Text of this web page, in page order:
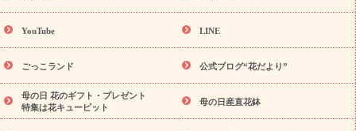
(トルコキキョウ)
9月の誕生花(リンドウ)
ら探す
お祝いの花特集 当日配達特急便 お祝い商品一覧
念日
結婚祝い 出産祝い 退院祝い・快気祝い
寿祝い
プチギフト ペットのお祝いフラワー
YouTube LINE
ごっこランド 公式ブログ“花だより”
母の日 花のギフト・プレゼント
特集は花キューピット
母の日産直花鉢